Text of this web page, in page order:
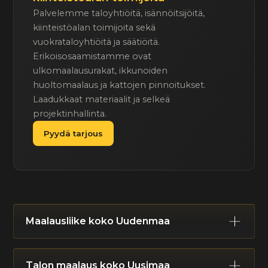
Palvelemme taloyhtiöitä, isännöitsijöitä,
kiinteistöalan toimijoita sekä
vuokrataloyhtiöitä ja säätiöitä.
Erikoisosaamistamme ovat
ulkomaalausurakat, ikkunoiden
huoltomaalaus ja kattojen pinnoitukset.
Laadukkaat materiaalit ja selkeä
projektinhallinta.
Pyydä tarjous
Maalausliike koko Uudenmaa
Helsinki Espoo Vantaa Kauniainen
Talon maalaus koko Uusimaa